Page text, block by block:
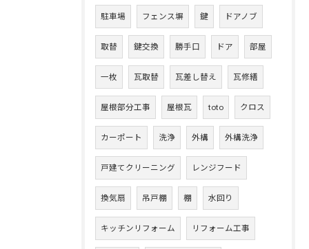
駐車場 フェンス塀 鍵 ドアノブ
取替 鍵交換 勝手口 ドア 部屋
一枚 瓦取替 瓦差し替え 瓦修繕
屋根部分工事 屋根瓦 toto クロス
カーポート 洗浄 外構 外構洗浄
戸建てクリーニング レンジフード
換気扇 吊戸棚 棚 水回り
キッチンリフォーム リフォーム工事